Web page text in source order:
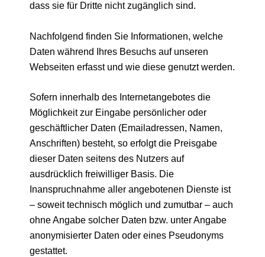
dass sie für Dritte nicht zugänglich sind.
Nachfolgend finden Sie Informationen, welche
Daten während Ihres Besuchs auf unseren
Webseiten erfasst und wie diese genutzt werden.
Sofern innerhalb des Internetangebotes die
Möglichkeit zur Eingabe persönlicher oder
geschäftlicher Daten (Emailadressen, Namen,
Anschriften) besteht, so erfolgt die Preisgabe
dieser Daten seitens des Nutzers auf
ausdrücklich freiwilliger Basis. Die
Inanspruchnahme aller angebotenen Dienste ist
– soweit technisch möglich und zumutbar – auch
ohne Angabe solcher Daten bzw. unter Angabe
anonymisierter Daten oder eines Pseudonyms
gestattet.